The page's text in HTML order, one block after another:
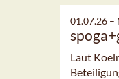
01.07.26 –
Laut